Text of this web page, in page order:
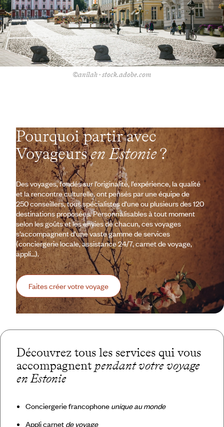
©anilah - stock.adobe.com
Pourquoi partir avec
Voyageursen Estonie?
Des voyages, fondés sur l’originalité, l’expérience, la qualité
et la rencontre culturelle, ont pensés par une équipe de
250 conseillers, tous spécialistes d’une ou plusieurs des 120
destinations proposées. Personnalisables à tout moment
selon les goûts et les envies de chacun, ces voyages
s’accompagnent d’une vaste gamme de services
(conciergerie locale, assistance 24/7, carnet de voyage,
appli…).
Faites créer votre voyage
Découvrez tous les services qui vous
accompagnent pendant votre voyage
en Estonie
Conciergerie francophone unique au monde
Appli carnet de voyage